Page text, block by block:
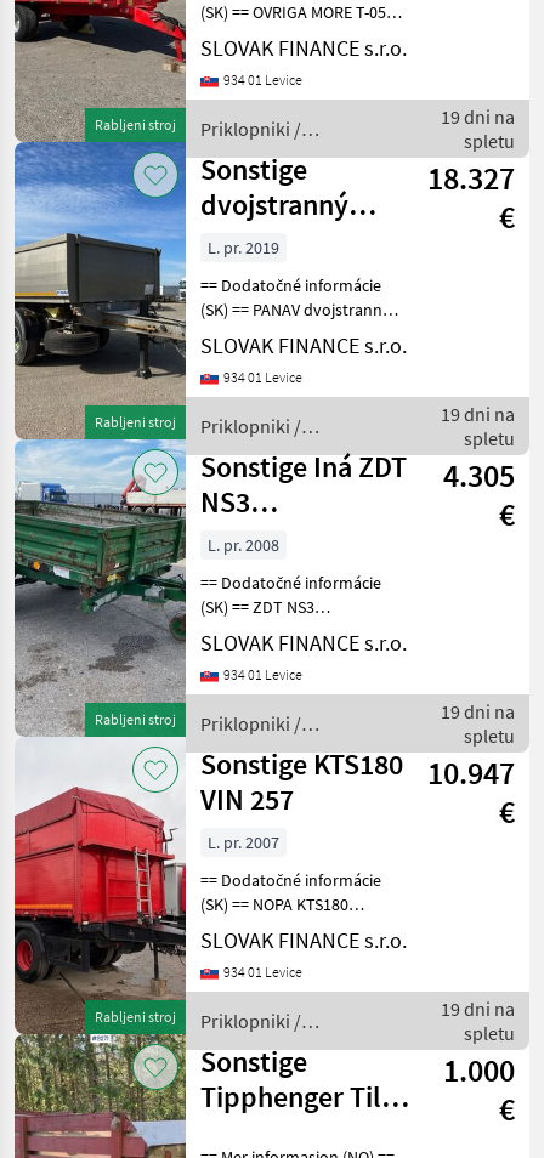
Rabljeni stroj
(SK) == OVRIGA MORE T-053
7 m3, r.v. 11/1999,
jednostranný vyklápač,
bubnové brzdy,
oboch stranách, oko 50,
váha- 1
SLOVAK FINANCE s.r.o.
934 01 Levice
Priklopniki /
Sonstige
19 dni na
spletu
Rabljeni stroj
Sonstige
dvojstranný
vyklápač FE VIN
806
18.327
€
L. pr. 2019
== Dodatočné informácie
(SK) == PANAV dvojstranný
vyklápač FE r.v. 01/2019, D:
5, 10m, V: 1, 00m, Š: 2, 50m,
bubnové brzdy, nápravy
pneu
SLOVAK FINANCE s.r.o.
934 01 Levice
Priklopniki /
Sonstige
19 dni na
spletu
Rabljeni stroj
Sonstige Iná ZDT
NS3
jednonápravový
trojstranný
vyklápací
4.305
€
L. pr. 2008
== Dodatočné informácie
(SK) == ZDT NS3
jednonápravový
trojstranný vyklápací príves
2m3r.v. 12/2008,
celokovový, tažné 40,
vzduchové bubno
SLOVAK FINANCE s.r.o.
934 01 Levice
Priklopniki /
Sonstige
19 dni na
spletu
Rabljeni stroj
Sonstige KTS180
VIN 257
10.947
€
L. pr. 2007
== Dodatočné informácie
(SK) == NOPA KTS180
trojstranný vyklápač 23 m3
r.v. 06/2007, bubnové
brzdy, rockinger 50, ALU
dvojkombinácia, na
vzduchu,
SLOVAK FINANCE s.r.o.
934 01 Levice
Priklopniki /
Sonstige
19 dni na
spletu
Sonstige
Tipphenger Til
1.000
€